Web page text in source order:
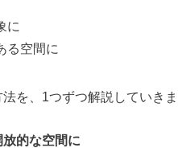
に
る空間に
を、1つずつ解説していきま
的な空間に